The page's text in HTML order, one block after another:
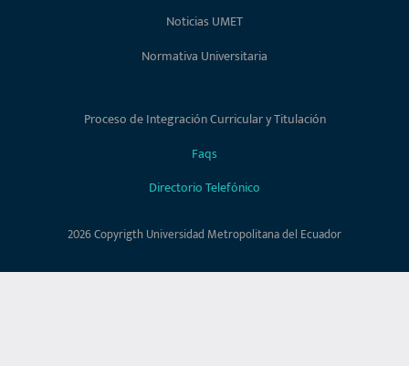
Noticias UMET
Normativa Universitaria
Proceso de Integración Curricular y Titulación
Faqs
Directorio Telefónico
2026 Copyrigth Universidad Metropolitana del Ecuador